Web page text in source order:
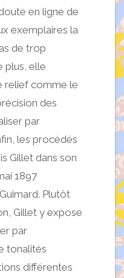
en ligne de
exemplaires la
de trop
plus, elle
relief comme le
des
par
les procédés
Gillet dans son
1897
Plutôt
Gillet y expose
par
tonalités
différentes